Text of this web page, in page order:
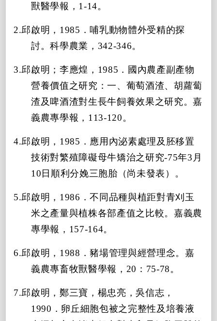
獸醫學報，1-14。
2.邱啟明，1985．哺乳動物體外受精的探
討。科學農業，342-346。
3.邱啟明；李應煌，1985．國內農產副產物
營養價值之研究：一、葡萄酒渣、胡蘿蔔
渣及啤酒渣對生長牛飼養效果之研究。嘉
義農專學報，113-120。
4.邱啟明，1985．應用內泌素處理及胚移置
技術對繁殖障礙母牛矯治之研究-75年3月
10日順利分娩三胞胎（尚未發表）。
5.邱啟明，1986．不同品種與植距對青刈玉
米之產量與植株各部產值之比較。嘉義農
專學報，157-164。
6.邱啟明，1988．豬場管理與經營理念。嘉
義農專畜牧獸醫學報，20：75-78。
7.邱啟明，鄭三寶，楊忠亮，吳信志，
1990．卵丘細胞包被之完整性及培養液